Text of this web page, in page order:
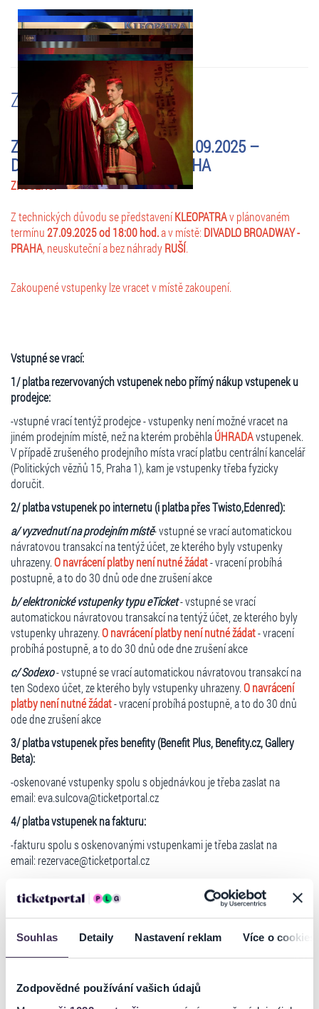
Souhlas Detaily Nastavení reklam Více o cookies
Zodpovědné používání vašich údajů
ZMĚNY A UPOZORNĚNÍ
ZRUŠENO: KLEOPATRA – 27.09.2025 –
DIVADLO BROADWAY – PRAHA
ZRUŠENO:
Z technických důvodu se představeníKLEOPATRAv plánovaném
termínu27.09.2025 od 18:00 hod.a v místě: DIVADLO BROADWAY -
PRAHA , neuskuteční a bez náhradyRUŠÍ.
Zakoupené vstupenky lze vracet v místě zakoupení.
Vstupné se vrací:
1/ platba rezervovaných vstupenek nebo přímý nákup vstupenek u
prodejce:
-vstupné vrací tentýž prodejce - vstupenky není možné vracet na
jiném prodejním místě, než na kterém proběhlaÚHRADAvstupenek.
V případě zrušeného prodejního místa vrací platbu centrální kancelář
(Politických vězňů 15, Praha 1), kam je vstupenky třeba fyzicky
doručit.
2/ platba vstupenek po internetu (i platba přes Twisto,Edenred):
a/ vyzvednutí na prodejním místě- vstupné se vrací automatickou
návratovou transakcí na tentýž účet, ze kterého byly vstupenky
uhrazeny.O navrácení platby není nutné žádat- vracení probíhá
postupně, a to do 30 dnů ode dne zrušení akce
b/ elektronické vstupenky typu eTicket- vstupné se vrací
automatickou návratovou transakcí na tentýž účet, ze kterého byly
vstupenky uhrazeny.O navrácení platby není nutné žádat- vracení
probíhá postupně, a to do 30 dnů ode dne zrušení akce
c/ Sodexo- vstupné se vrací automatickou návratovou transakcí na
ten Sodexo účet, ze kterého byly vstupenky uhrazeny.O navrácení
platby není nutné žádat- vracení probíhá postupně, a to do 30 dnů
ode dne zrušení akce
3/ platba vstupenek přes benefity (Benefit Plus, Benefity.cz, Gallery
Beta):
-oskenované vstupenky spolu s objednávkou je třeba zaslat na
email: eva.sulcova@ticketportal.cz
4/ platba vstupenek na fakturu:
-fakturu spolu s oskenovanými vstupenkami je třeba zaslat na
email: rezervace@ticketportal.cz
Reklamační oddělení TICKETPORTAL